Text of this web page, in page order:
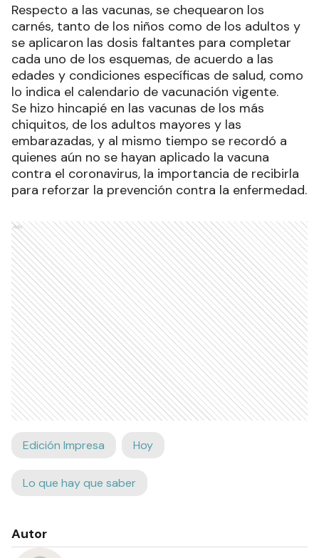
Respecto a las vacunas, se chequearon los
carnés, tanto de los niños como de los adultos y
se aplicaron las dosis faltantes para completar
cada uno de los esquemas, de acuerdo a las
edades y condiciones específicas de salud, como
lo indica el calendario de vacunación vigente.
Se hizo hincapié en las vacunas de los más
chiquitos, de los adultos mayores y las
embarazadas, y al mismo tiempo se recordó a
quienes aún no se hayan aplicado la vacuna
contra el coronavirus, la importancia de recibirla
para reforzar la prevención contra la enfermedad.
Ads
Edición Impresa Hoy
Lo que hay que saber
Autor